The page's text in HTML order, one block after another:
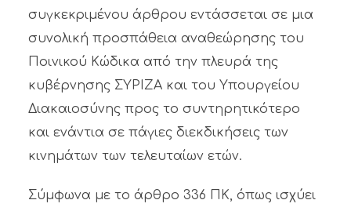
συγκεκριμένου άρθρου εντάσσεται σε μια
συνολική προσπάθεια αναθεώρησης του
Ποινικού Κώδικα από την πλευρά της
κυβέρνησης ΣΥΡΙΖΑ και του Υπουργείου
Διακαιοσύνης προς το συντηρητικότερο
και ενάντια σε πάγιες διεκδικήσεις των
κινημάτων των τελευταίων ετών.
Σύμφωνα με το άρθρο 336 ΠΚ, όπως ισχύει